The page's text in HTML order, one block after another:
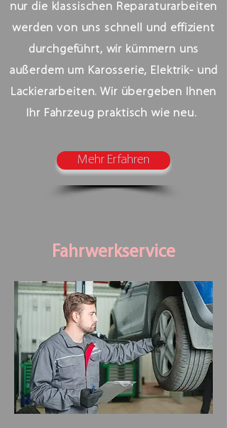
nur die klassischen Reparaturarbeiten
werden von uns schnell und effizient
durchgeführt, wir kümmern uns
außerdem um Karosserie, Elektrik- und
Lackierarbeiten. Wir übergeben Ihnen
Ihr Fahrzeug praktisch wie neu.
Mehr Erfahren
Fahrwerkservice